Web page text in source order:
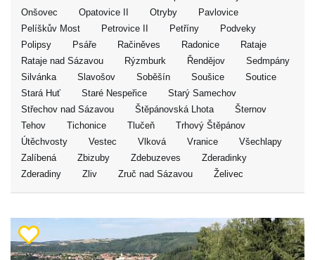
Onšovec
Opatovice II Otryby
Pavlovice
Pelíškův Most
Petrovice II Petříny
Podveky
Polipsy
Psáře Račiněves Radonice
Rataje
Rataje nad Sázavou
Rýzmburk Řendějov
Sedmpány
Silvánka
Slavošov Soběšín Soušice
Soutice
Stará Huť
Staré Nespeřice
Starý Samechov
Střechov nad Sázavou
Štěpánovská Lhota
Šternov
Tehov
Tichonice Tlučeň
Trhový Štěpánov
Útěchvosty
Vestec Vlková Vranice
Všechlapy
Zalíbená
Zbizuby Zdebuzeves
Zderadinky
Zderadiny
Zliv Zruč nad Sázavou Želivec